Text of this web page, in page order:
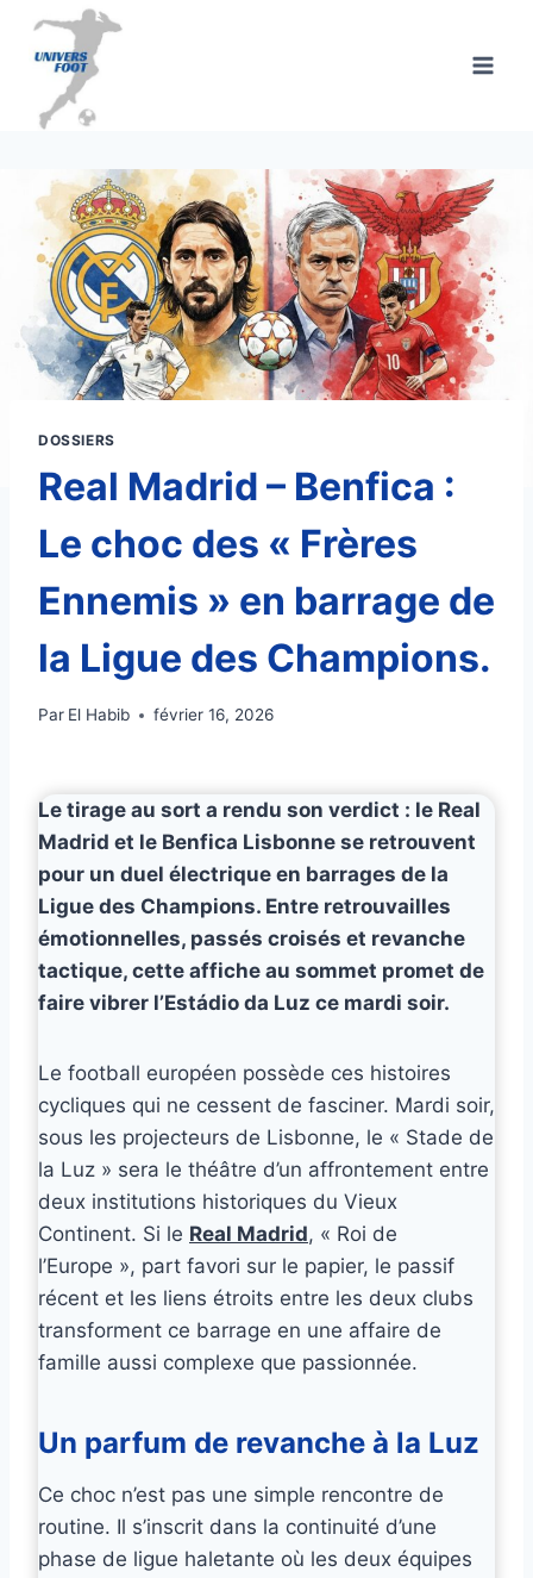
Aller
contenu
DOSSIERS
Real Madrid – Benfica :
Le choc des « Frères
Ennemis » en barrage de
la Ligue des Champions.
Par El Habib février 16, 2026
Le tirage au sort a rendu son verdict : le Real
Madrid et le Benfica Lisbonne se retrouvent
pour un duel électrique en barrages de la
Ligue des Champions. Entre retrouvailles
émotionnelles, passés croisés et revanche
tactique, cette affiche au sommet promet de
faire vibrer l’Estádio da Luz ce mardi soir.
Le football européen possède ces histoires
cycliques qui ne cessent de fasciner. Mardi soir,
sous les projecteurs de Lisbonne, le « Stade de
la Luz » sera le théâtre d’un affrontement entre
deux institutions historiques du Vieux
Continent. Si le Real Madrid, « Roi de
l’Europe », part favori sur le papier, le passif
récent et les liens étroits entre les deux clubs
transforment ce barrage en une affaire de
famille aussi complexe que passionnée.
Un parfum de revanche à la Luz
Ce choc n’est pas une simple rencontre de
routine. Il s’inscrit dans la continuité d’une
phase de ligue haletante où les deux équipes